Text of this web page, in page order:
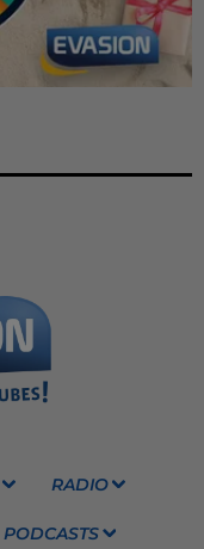
RADIO
PODCASTS